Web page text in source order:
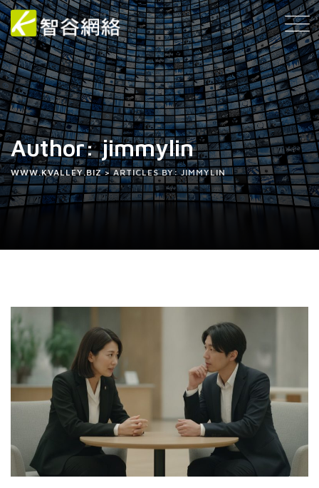
Author: jimmylin
WWW.KVALLEY.BIZ>ARTICLES BY: JIMMYLIN